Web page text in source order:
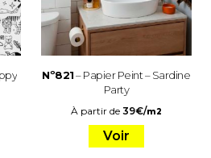
Nº821– Papier Peint – Sardine
Party
À partir de 39€/m2
Voir